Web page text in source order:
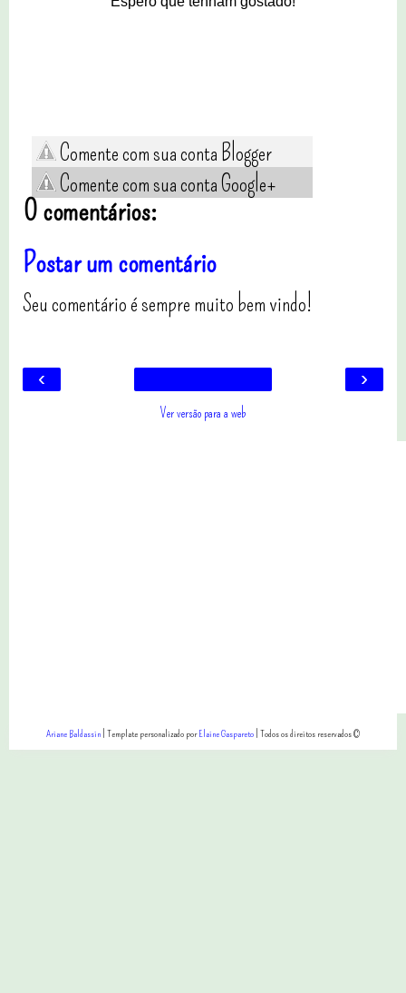
Comente com sua conta Blogger
Comente com sua conta Google+
0 comentários:
Postar um comentário
Seu comentário é sempre muito bem vindo!
‹ ›
Ver versão para a web
Ariane Baldassin| Template personalizado porElaine Gaspareto| Todos os direitos reservados ©